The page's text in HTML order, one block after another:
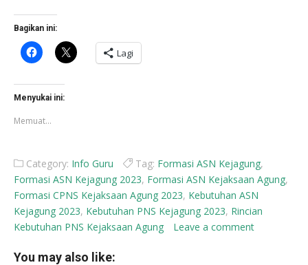
Bagikan ini:
Klik
untuk
Facebook(Membuka
di
jendela
baru)
Klik
untuk
berbagi
Lagi
Menyukai ini:
Memuat...
Category: Info Guru Tag: Formasi ASN Kejagung,
Formasi ASN Kejagung 2023, Formasi ASN Kejaksaan Agung,
Formasi CPNS Kejaksaan Agung 2023, Kebutuhan ASN
Kejagung 2023, Kebutuhan PNS Kejagung 2023, Rincian
Kebutuhan PNS Kejaksaan Agung
Leave a comment
You may also like: